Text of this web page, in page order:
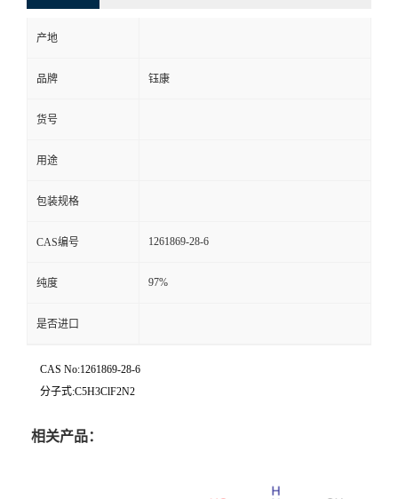
产地
品牌 钰康
货号
用途
包装规格
CAS编号 1261869-28-6
纯度 97%
是否进口
CAS No:1261869-28-6
分子式:C5H3ClF2N2
相关产品：